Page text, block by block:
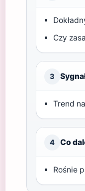
Czy
3
Trend
4 Co
Rośnie